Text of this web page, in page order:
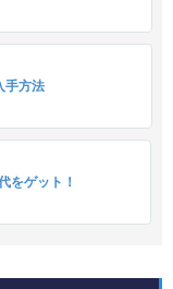
手方法
をゲット！